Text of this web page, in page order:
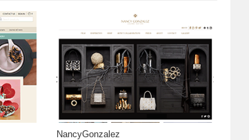
NancyGonzalez